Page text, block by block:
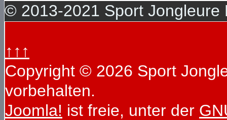
© 2013-2021 Sport Jongleure
↑↑↑
Copyright © 2026 Sport
vorbehalten.
Joomla! ist freie, unter der